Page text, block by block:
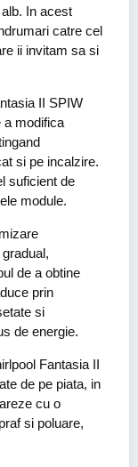
In acest
catre cel
ii invitam sa si
II SPIW
a modifica
si pe incalzire.
suficient de
module.
de a obtine
prin
si
de energie.
Fantasia II
de pe piata, in
cu o
si poluare,